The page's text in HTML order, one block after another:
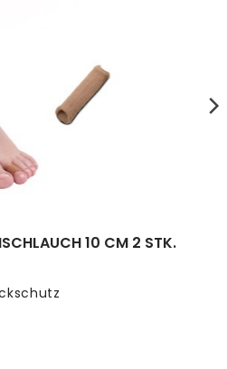
10 CM 2 STK.